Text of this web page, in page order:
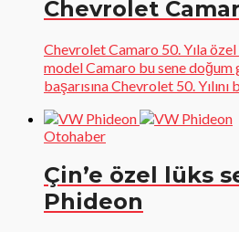
Chevrolet
Chevrolet Camaro 50. Yıla özel
model Camaro bu sene
başarısına Chevrolet 50. Yılını
Otohaber
Çin’e özel lüks
Phideon